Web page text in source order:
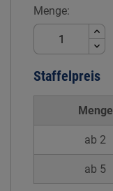
Menge:
Staffelpreis
Menge
ab 2
ab 5